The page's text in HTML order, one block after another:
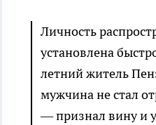
Личность
установлена
летний житель
мужчина не стал
— признал вину и